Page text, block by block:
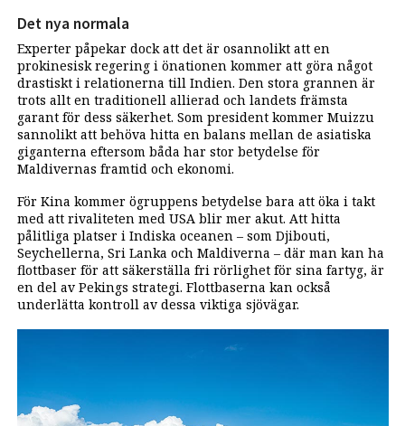
Det nya normala
Experter påpekar dock att det är osannolikt att en
prokinesisk regering i önationen kommer att göra något
drastiskt i relationerna till Indien. Den stora grannen är
trots allt en traditionell allierad och landets främsta
garant för dess säkerhet. Som president kommer Muizzu
sannolikt att behöva hitta en balans mellan de asiatiska
giganterna eftersom båda har stor betydelse för
Maldivernas framtid och ekonomi.
För Kina kommer ögruppens betydelse bara att öka i takt
med att rivaliteten med USA blir mer akut. Att hitta
pålitliga platser i Indiska oceanen – som Djibouti,
Seychellerna, Sri Lanka och Maldiverna – där man kan ha
flottbaser för att säkerställa fri rörlighet för sina fartyg, är
en del av Pekings strategi. Flottbaserna kan också
underlätta kontroll av dessa viktiga sjövägar.